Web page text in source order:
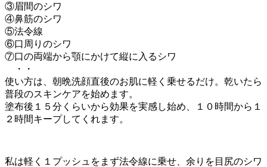
③眉間のシワ
④鼻筋のシワ
⑤法令線
⑥口周りのシワ
⑦口の両端から顎にかけて縦に入るシワ
・・
使い方は、朝晩洗顔直後のお肌に軽く乗せるだけ。乾いたら
普段のスキンケアを始めます。
塗布後１５分くらいから効果を実感し始め、１０時間から１
２時間キープしてくれます。
私は軽く１プッシュをまず法令線に乗せ、余りを目尻のシワ